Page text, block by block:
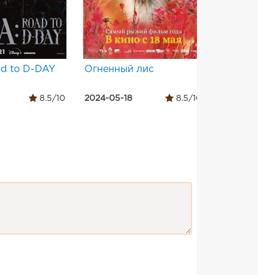
to D-DAY
8.5/10
Огненный лис
2024-05-18 8.5/10